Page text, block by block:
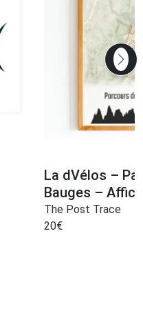
La dVélos –
Bauges –
The Post Trace
20€